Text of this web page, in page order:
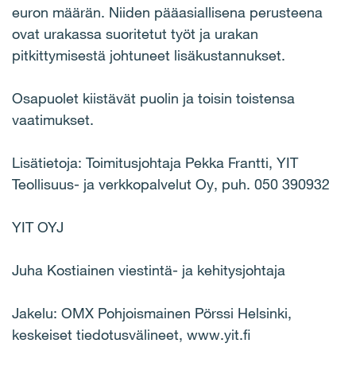
euron määrän. Niiden pääasiallisena perusteena
ovat urakassa suoritetut työt ja urakan
pitkittymisestä johtuneet lisäkustannukset.
Osapuolet kiistävät puolin ja toisin toistensa
vaatimukset.
Lisätietoja: Toimitusjohtaja Pekka Frantti, YIT
Teollisuus- ja verkkopalvelut Oy, puh. 050 390932
YIT OYJ
Juha Kostiainen viestintä- ja kehitysjohtaja
Jakelu: OMX Pohjoismainen Pörssi Helsinki,
keskeiset tiedotusvälineet, www.yit.fi